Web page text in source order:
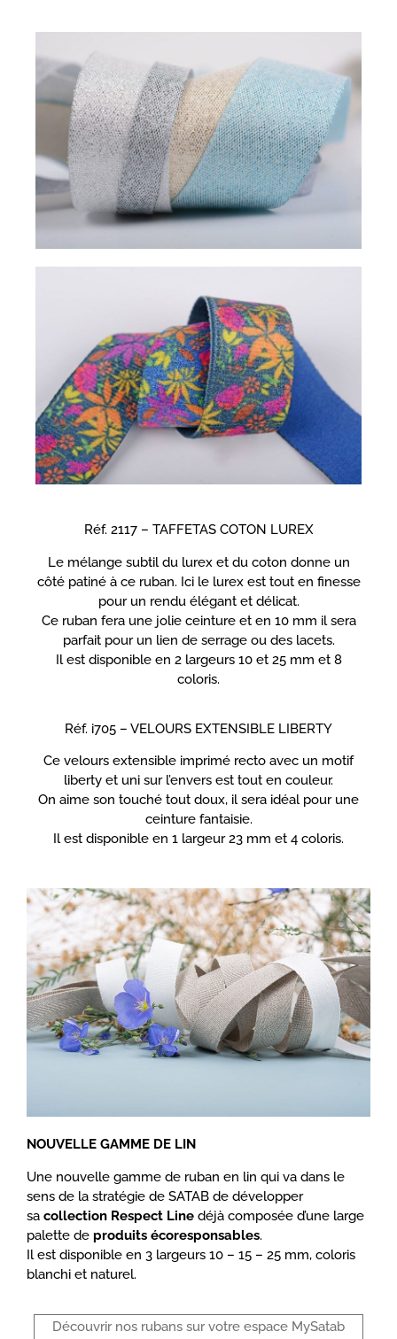
Réf. 2117 – TAFFETAS COTON LUREX
Le mélange subtil du lurex et du coton donne un
côté patiné à ce ruban. Ici le lurex est tout en finesse
pour un rendu élégant et délicat.
Ce ruban fera une jolie ceinture et en 10 mm il sera
parfait pour un lien de serrage ou des lacets.
Il est disponible en 2 largeurs 10 et 25 mm et 8
coloris.
Réf. i705 – VELOURS EXTENSIBLE LIBERTY
Ce velours extensible imprimé recto avec un motif
liberty et uni sur l’envers est tout en couleur.
On aime son touché tout doux, il sera idéal pour une
ceinture fantaisie.
Il est disponible en 1 largeur 23 mm et 4 coloris.
NOUVELLE GAMME DE LIN
Une nouvelle gamme de ruban en lin qui va dans le
sens de la stratégie de SATAB de développer
sa collection Respect Line déjà composée d’une large
palette de produits écoresponsables.
Il est disponible en 3 largeurs 10 – 15 – 25 mm, coloris
blanchi et naturel.
Découvrir nos rubans sur votre espace MySatab